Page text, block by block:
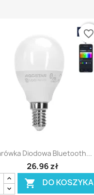
Diodowa Bluetooth...
26,96 zł
 DO KOSZYKA
favorite_border